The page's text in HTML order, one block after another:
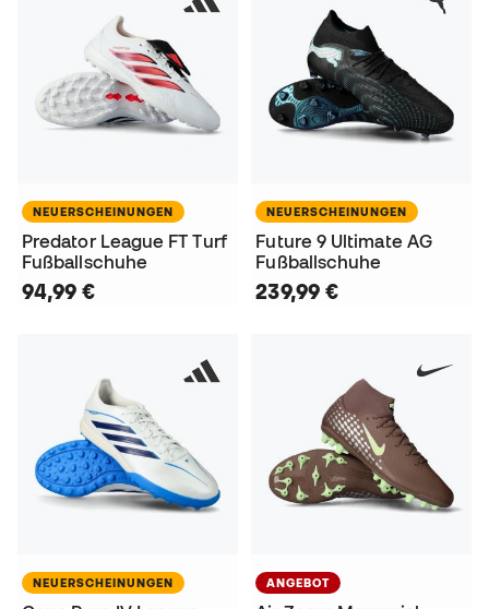
NEUERSCHEINUNGEN
Predator League FT Turf
Fußballschuhe
94,99 €
NEUERSCHEINUNGEN
Future 9 Ultimate AG
Fußballschuhe
239,99 €
NEUERSCHEINUNGEN ANGEBOT